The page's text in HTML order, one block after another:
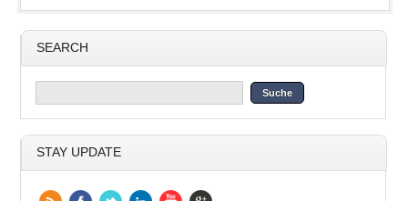
SEARCH
STAY UPDATE